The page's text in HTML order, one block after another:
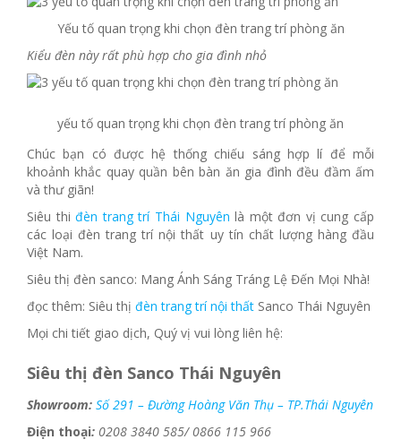
Yếu tố quan trọng khi chọn đèn trang trí phòng ăn
Kiểu đèn này rất phù hợp cho gia đình nhỏ
yếu tố quan trọng khi chọn đèn trang trí phòng ăn
Chúc bạn có được hệ thống chiếu sáng hợp lí để mỗi
khoảnh khắc quay quần bên bàn ăn gia đình đều đầm ấm
và thư giãn!
Siêu thiđèn trang trí Thái Nguyên là một đơn vị cung cấp
các loại đèn trang trí nội thất uy tín chất lượng hàng đầu
Việt Nam.
Siêu thị đèn sanco: Mang Ánh Sáng Tráng Lệ Đến Mọi Nhà!
đọc thêm: Siêu thị đèn trang trí nội thất Sanco Thái Nguyên
Mọi chi tiết giao dịch, Quý vị vui lòng liên hệ:
Siêu thị đèn Sanco Thái Nguyên
Showroom: Số 291 – Đường Hoàng Văn Thụ – TP.Thái Nguyên
Điện thoại: 0208 3840 585/ 0866 115 966